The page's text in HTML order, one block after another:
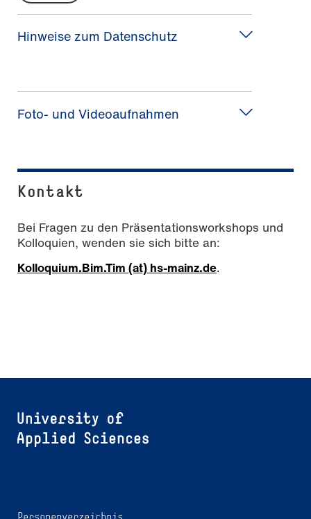
Hinweise zum Datenschutz
Foto- und Videoaufnahmen
Kontakt
Bei Fragen zu den Präsentationsworkshops und
Kolloquien, wenden sie sich bitte an:
Kolloquium.Bim.Tim (at) hs-mainz.de.